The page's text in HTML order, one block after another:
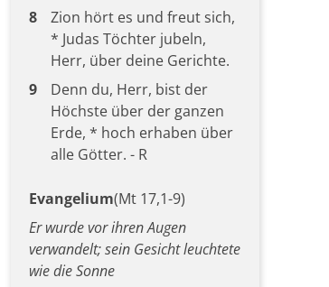
8
Zion hört es und freut sich,
* Judas Töchter jubeln,
Herr, über deine Gerichte.
9
Denn du, Herr, bist der
Höchste über der ganzen
Erde, * hoch erhaben über
alle Götter. - R
Evangelium(Mt 17,1-9)
Er wurde vor ihren Augen
verwandelt; sein Gesicht leuchtete
wie die Sonne